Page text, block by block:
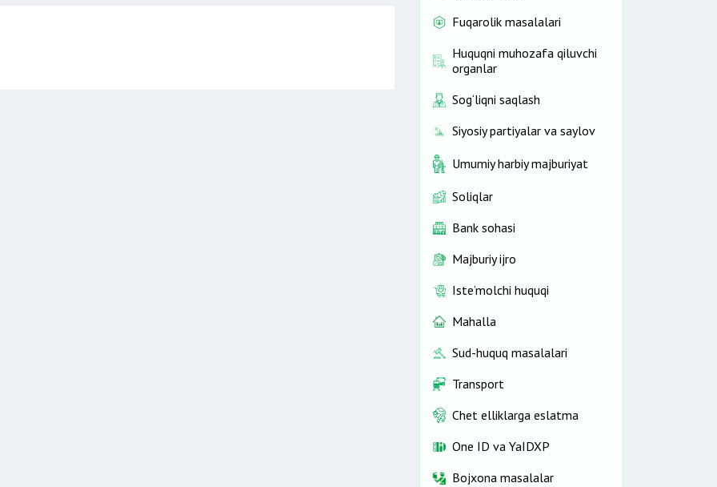
Fuqarolik masalalari
Huquqni muhozafa qiluvchi
organlar
Sog‘liqni saqlash
Siyosiy partiyalar va saylov
Umumiy harbiy majburiyat
Soliqlar
Bank sohasi
Majburiy ijro
Iste’molchi huquqi
Mahalla
Sud-huquq masalalari
Transport
Chet elliklarga eslatma
One ID vа YaIDXP
Bojxona masalalar